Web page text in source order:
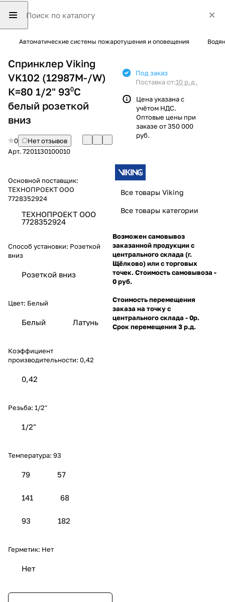
Автоматические системы пожаротушения и оповещения
Спринклер Viking
VK102 (12987M-/W)
К=80 1/2" 93⁰С
белый розеткой
вниз
0
Нет отзывов
Арт. 7201130100010
Основной поставщик:
ТЕХНОПРОЕКТ ООО
7728352924
ТЕХНОПРОЕКТ ООО
7728352924
Способ установки: Розеткой
вниз
Розеткой вниз
Цвет: Белый
Белый Латунь
Коэффициент
производительности: 0,42
0,42
Резьба: 1/2"
1/2"
Температура: 93
79 57
141 68
93 182
Герметик: Нет
Нет
Под заказ
Поставка от:10 р.д.
Цена указана с
учётом НДС.
Оптовые цены при
заказе от 350 000
руб.
Все товары Viking
Все товары категории
Возможен самовывоз
заказанной продукции с
центрального склада (г.
Щёлково) или с торговых
точек. Стоимость самовывоза -
0 руб.
Стоимость перемещения
заказа на точку с
центрального склада - 0р.
Срок перемещения 3 р.д.